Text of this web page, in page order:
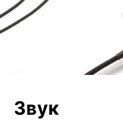
Звук